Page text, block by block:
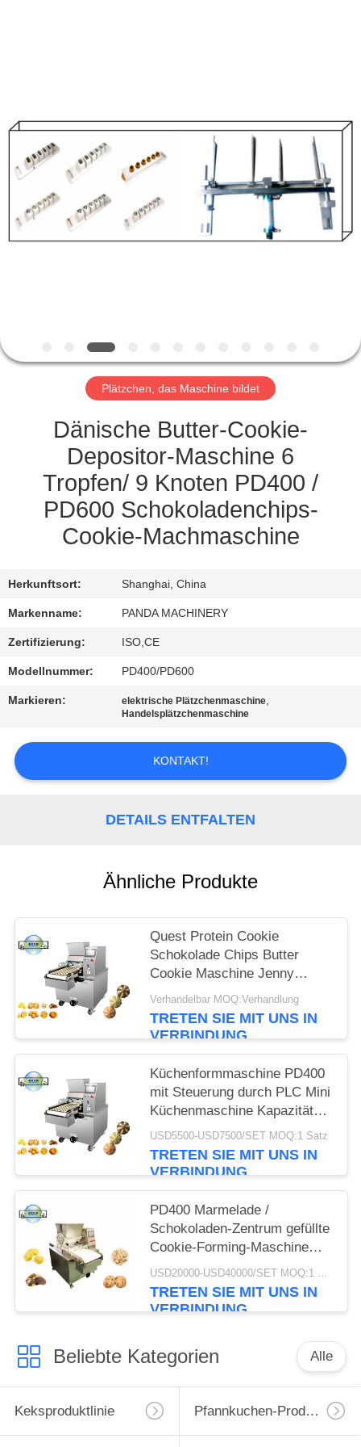
PRODUKTE
ÜBER
UNS
QUALITÄTSKONTROLLE
TRETEN
UNS
VERBINDUNG
NACHRICHTEN
SIE
EIN
ZITAT
SITEMAP
Plätzchen, das Maschine bildet
Dänische Butter-Cookie-
Depositor-Maschine 6
Tropfen/ 9 Knoten PD400 /
PD600 Schokoladenchips-
Cookie-Machmaschine
Herkunftsort: Shanghai, China
Markenname: PANDA MACHINERY
Zertifizierung: ISO,CE
Modellnummer: PD400/PD600
Markieren: elektrische Plätzchenmaschine
Handelsplätzchenmaschine
KONTAKT!
DETAILS ENTFALTEN
Ähnliche Produkte
Quest Protein Cookie
Schokolade Chips Butter
Cookie Maschine Jenny
Cookie Machiner 0,75KW
Servomotor Halbautomatisch
Verhandelbar MOQ:Verhandlung
TRETEN SIE MIT UNS IN
VERBINDUNG
Küchenformmaschine PD400
mit Steuerung durch PLC Mini
Küchenmaschine Kapazität
100 kg/h / 200 kg/h
USD5500-USD7500/SET MOQ:1 Satz
TRETEN SIE MIT UNS IN
VERBINDUNG
PD400 Marmelade /
Schokoladen-Zentrum gefüllte
Cookie-Forming-Maschine
Produktionslinie Jenny
Cookie-Verarbeitung
Maschinen
TRETEN SIE MIT UNS IN
VERBINDUNG
Beliebte Kategorien Alle
Keksproduktlinie Pfannkuchen-Produktionslinie